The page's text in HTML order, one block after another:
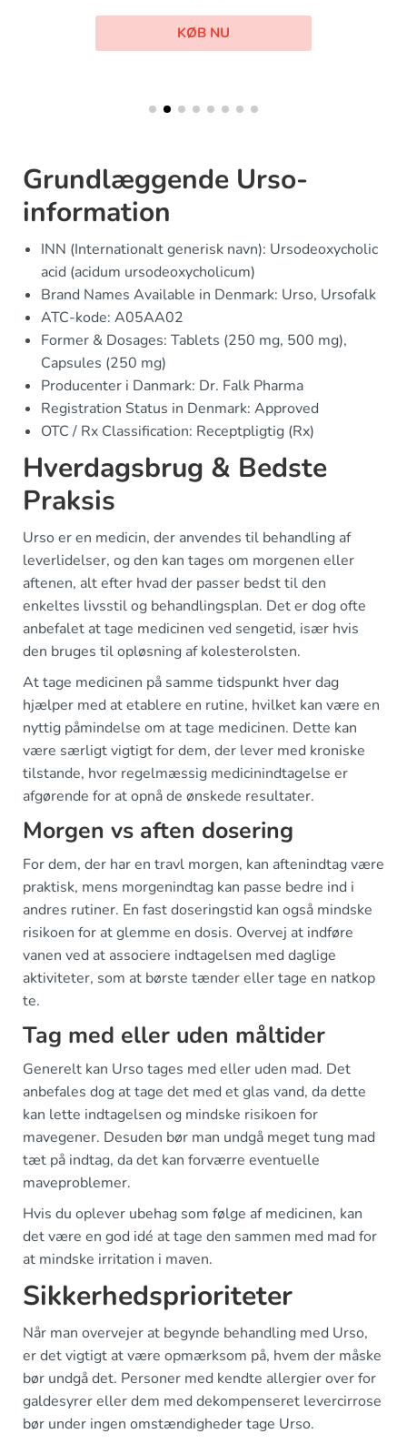
KØB NU
Grundlæggende Urso-
information
INN (Internationalt generisk navn): Ursodeoxycholic
acid (acidum ursodeoxycholicum)
Brand Names Available in Denmark: Urso, Ursofalk
ATC-kode: A05AA02
Former & Dosages: Tablets (250 mg, 500 mg),
Capsules (250 mg)
Producenter i Danmark: Dr. Falk Pharma
Registration Status in Denmark: Approved
OTC / Rx Classification: Receptpligtig (Rx)
Hverdagsbrug & Bedste
Praksis
Urso er en medicin, der anvendes til behandling af
leverlidelser, og den kan tages om morgenen eller
aftenen, alt efter hvad der passer bedst til den
enkeltes livsstil og behandlingsplan. Det er dog ofte
anbefalet at tage medicinen ved sengetid, især hvis
den bruges til opløsning af kolesterolsten.
At tage medicinen på samme tidspunkt hver dag
hjælper med at etablere en rutine, hvilket kan være en
nyttig påmindelse om at tage medicinen. Dette kan
være særligt vigtigt for dem, der lever med kroniske
tilstande, hvor regelmæssig medicinindtagelse er
afgørende for at opnå de ønskede resultater.
Morgen vs aften dosering
For dem, der har en travl morgen, kan aftenindtag være
praktisk, mens morgenindtag kan passe bedre ind i
andres rutiner. En fast doseringstid kan også mindske
risikoen for at glemme en dosis. Overvej at indføre
vanen ved at associere indtagelsen med daglige
aktiviteter, som at børste tænder eller tage en natkop
te.
Tag med eller uden måltider
Generelt kan Urso tages med eller uden mad. Det
anbefales dog at tage det med et glas vand, da dette
kan lette indtagelsen og mindske risikoen for
mavegener. Desuden bør man undgå meget tung mad
tæt på indtag, da det kan forværre eventuelle
maveproblemer.
Hvis du oplever ubehag som følge af medicinen, kan
det være en god idé at tage den sammen med mad for
at mindske irritation i maven.
Sikkerhedsprioriteter
Når man overvejer at begynde behandling med Urso,
er det vigtigt at være opmærksom på, hvem der måske
bør undgå det. Personer med kendte allergier over for
galdesyrer eller dem med dekompenseret levercirrose
bør under ingen omstændigheder tage Urso.